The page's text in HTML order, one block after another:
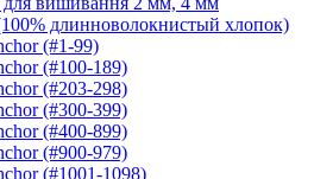
длинноволокнистый хлопок)
(#1-99)
(#100-189)
(#203-298)
(#300-399)
(#400-899)
(#900-979)
(#1001-1098)